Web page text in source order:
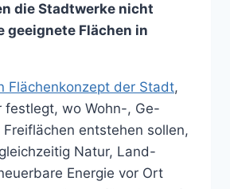
die Stadtwerke nicht
geeignete Flächen in
Flächenkonzept der Stadt,
festlegt, wo Wohn-, Ge-
entstehen sollen,
Natur, Land-
Energie vor Ort